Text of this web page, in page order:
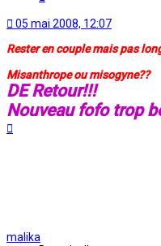
05 mai 2008, 12:07
Rester en couple mais pas
Misanthrope ou misogyne??
DE Retour!!!
Nouveau fofo trop
malika